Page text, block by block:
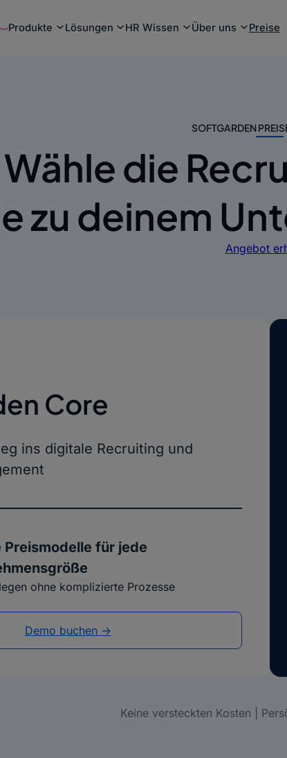
Produkte Lösungen HR Wissen Über uns Preise
SOFTGARDEN
Wähle die
zu deinem
Angebot
Core
ins digitale Recruiting und
Preismodelle für jede
ohne komplizierte Prozesse
Demo buchen ->
Keine versteckten Kosten |